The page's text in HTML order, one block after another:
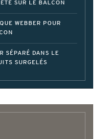
SUR LE BALCON
WEBBER POUR
SÉPARÉ DANS LE
SURGELÉS